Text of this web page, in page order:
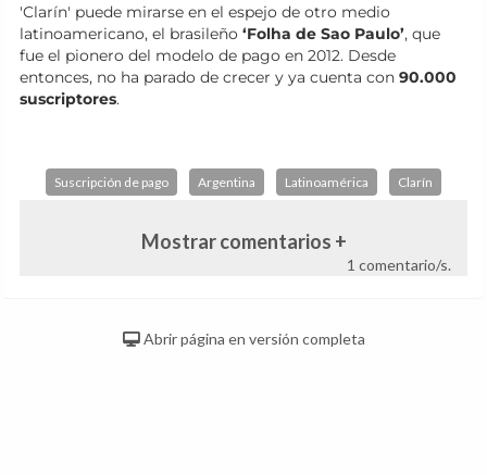
'Clarín' puede mirarse en el espejo de otro medio
latinoamericano, el brasileño ‘Folha de Sao Paulo’, que
fue el pionero del modelo de pago en 2012. Desde
entonces, no ha parado de crecer y ya cuenta con 90.000
suscriptores.
Suscripción de pago Argentina Latinoamérica Clarín
Mostrar comentarios +
1 comentario/s.
Abrir página en versión completa